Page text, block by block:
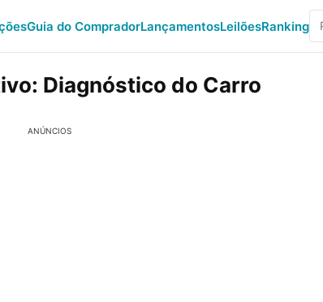
Guia do CompradorLançamentosLeilõesRanking
Diagnóstico do Carro
ANÚNCIOS